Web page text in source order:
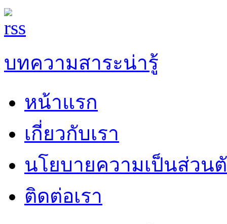
บทความสาระน่ารู้
หน้าแรก
เกี่ยวกับเรา
นโยบายความเป็นส่วน
ติดต่อเรา